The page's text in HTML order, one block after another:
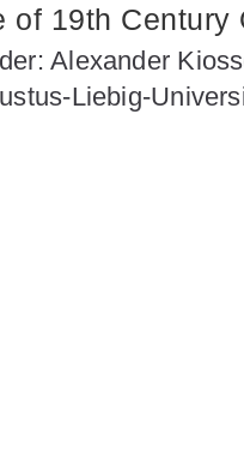
of 19th Century
Alexander
Liebig-